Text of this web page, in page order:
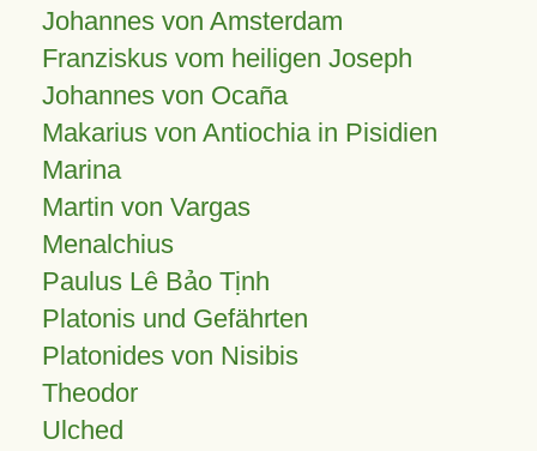
Johannes von Amsterdam
Franziskus vom heiligen Joseph
Johannes von Ocaña
Makarius von Antiochia in Pisidien
Marina
Martin von Vargas
Menalchius
Paulus Lê Bảo Tịnh
Platonis und Gefährten
Platonides von Nisibis
Theodor
Ulched